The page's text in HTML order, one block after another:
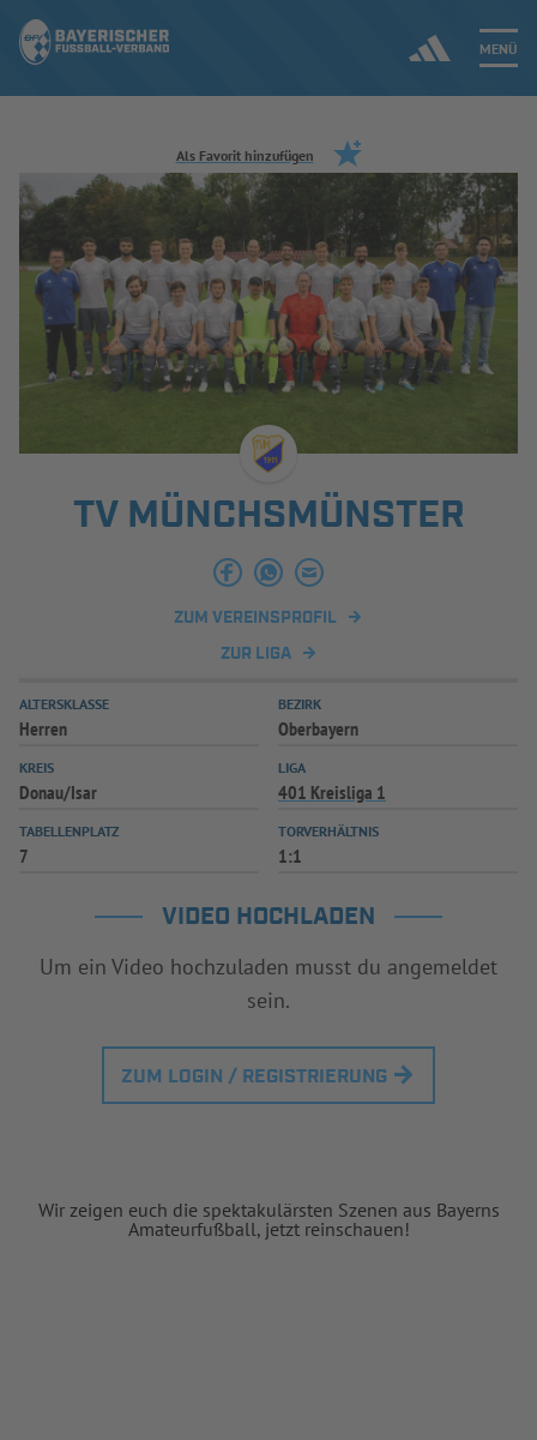
MENÜ
Jetzt einloggen
ERGEBNISSE & WETTBEWERBE
NEUIGKEITEN
SPIELBETRIEB & VERBANDSLEBEN
INFOTHEK SPIELPLUS
Als Favorit hinzufügen
TV MÜNCHSMÜNSTER
ZUM VEREINSPROFIL
ZUR LIGA
ALTERSKLASSE
Herren
BEZIRK
Oberbayern
KREIS
Donau/Isar
LIGA
401 Kreisliga 1
TABELLENPLATZ
7
TORVERHÄLTNIS
1:1
VIDEO HOCHLADEN
Um ein Video hochzuladen musst du angemeldet
sein.
ZUM LOGIN / REGISTRIERUNG
Wir zeigen euch die spektakulärsten Szenen aus Bayerns
Amateurfußball, jetzt reinschauen!